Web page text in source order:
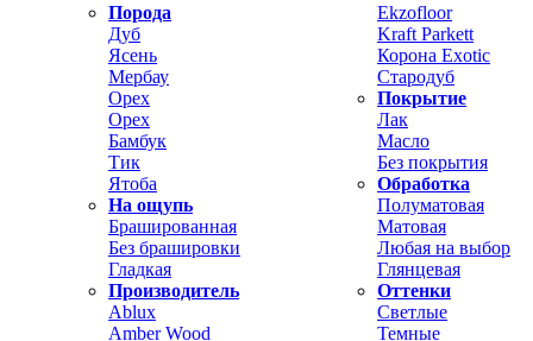
Порода
Дуб
Ясень
Мербау
Орех
Орех
Бамбук
Тик
Ятоба
На ощупь
Брашированная
Без брашировки
Гладкая
Производитель
Ablux
Amber Wood
Ekzofloor
Kraft Parkett
Корона Exotic
Стародуб
Покрытие
Лак
Масло
Без покрытия
Обработка
Полуматовая
Матовая
Любая на выбор
Глянцевая
Оттенки
Светлые
Темные